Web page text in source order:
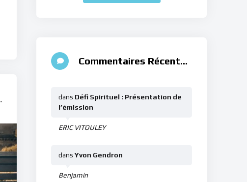
Commentaires Récents
ERIC VITOULEY
dans Défi Spirituel : Présentation de
l’émission
Benjamin
dansYvon Gendron